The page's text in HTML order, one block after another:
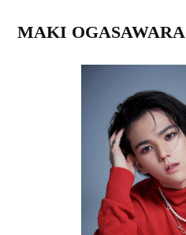
MAKI OGASAWARA